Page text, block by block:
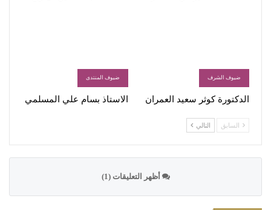
ضيوف الشرف
الدكتورة كوثر سعيد العمران
ضيوف المنتدى
الاستاذ بسام علي المسلمي
السابق التالي
أظهر التعليقات (1)